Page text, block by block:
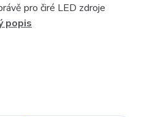
pro čiré LED zdroje
popis